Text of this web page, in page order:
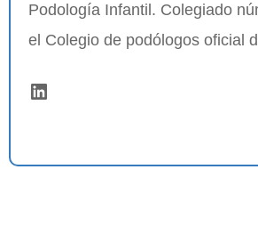
Podología Infantil. Colegiado
el Colegio de podólogos oficial
LinkedIn